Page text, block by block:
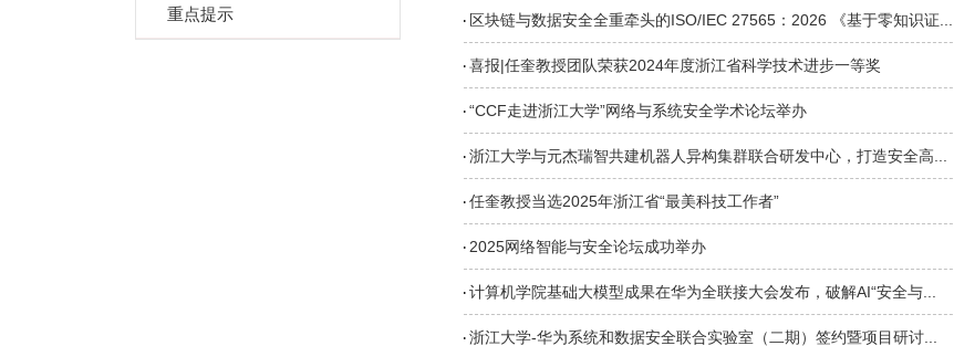
重点提示 区块链与数据安全全重牵头的ISO/IEC 27565：2026 《基于零知识证...
喜报|任奎教授团队荣获2024年度浙江省科学技术进步一等奖
“CCF走进浙江大学”网络与系统安全学术论坛举办
浙江大学与元杰瑞智共建机器人异构集群联合研发中心，打造安全高...
任奎教授当选2025年浙江省“最美科技工作者”
2025网络智能与安全论坛成功举办
计算机学院基础大模型成果在华为全联接大会发布，破解AI“安全与...
浙江大学-华为系统和数据安全联合实验室（二期）签约暨项目研讨...